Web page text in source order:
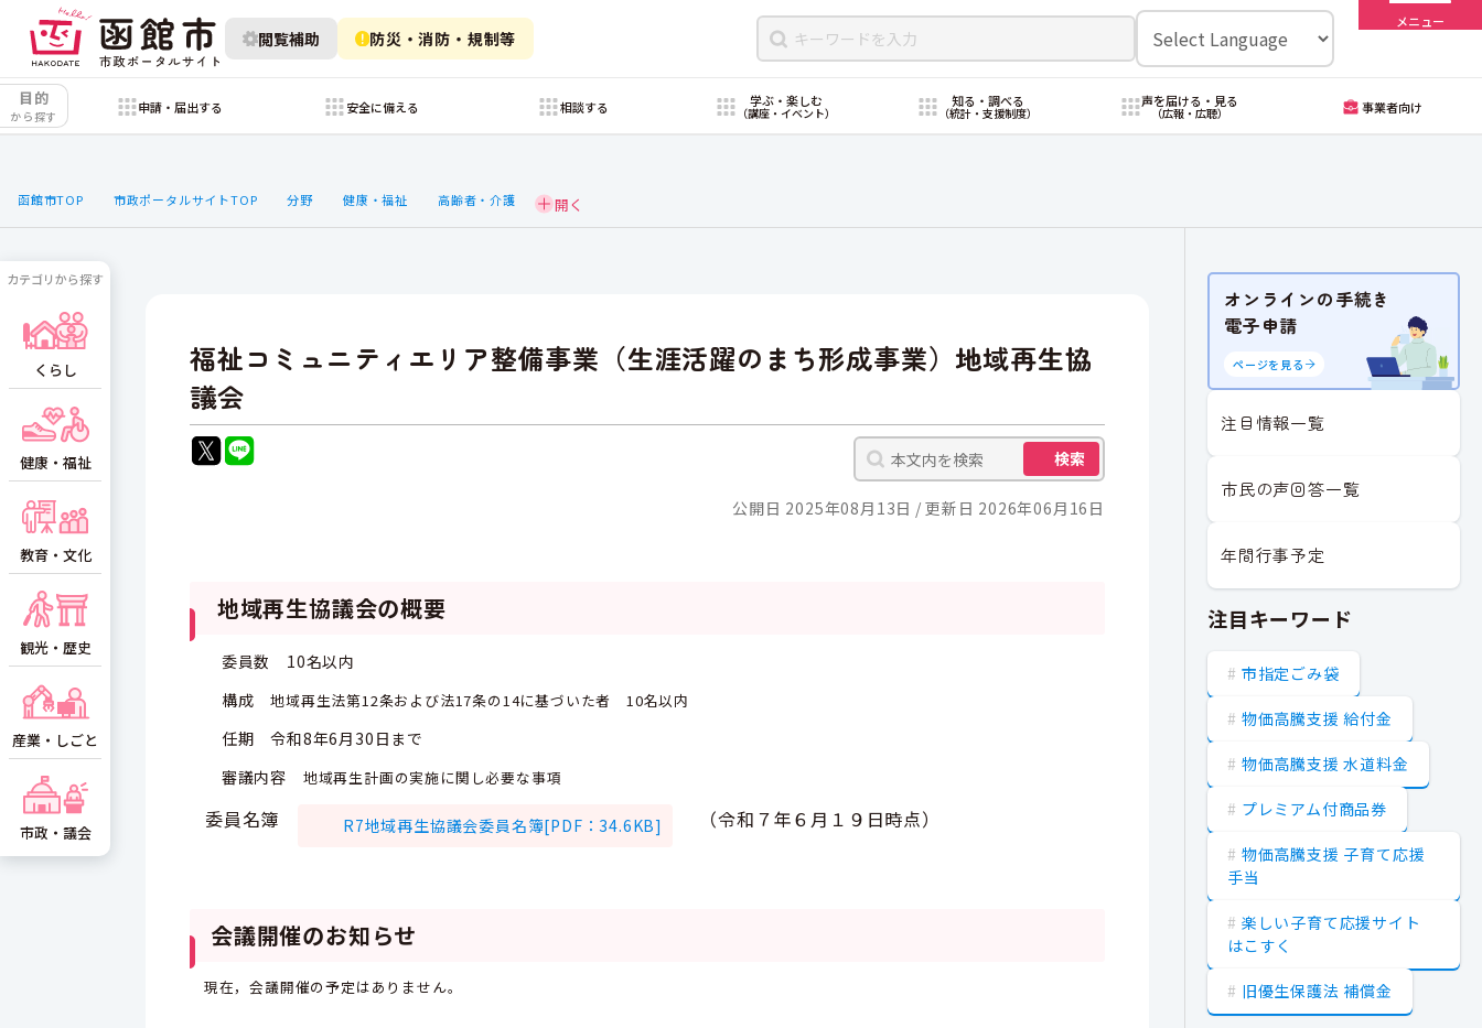
閲覧補助 防災・消防・規制等
メニュー
目的
から探す
申請・届出する 安全に備える 相談する 学ぶ・楽しむ
（講座・イベント）
知る・調べる
（統計・支援制度）
声を届ける・見る
（広報・広聴） 事業者向け
函館市TOP 市政ポータルサイトTOP 分野 健康・福祉 高齢者・介護
福祉コミュニティエリア整備事業（生涯活躍のまち形成事業）地域再生協
議会
検索
公開日 2025年08月13日 更新日 2026年06月16日
地域再生協議会の概要
委員数 10名以内
構成地域再生法第12条および法17条の14に基づいた者 10名以内
任期 令和8年6月30日まで
審議内容 地域再生計画の実施に関し必要な事項
委員名簿 R7地域再生協議会委員名簿[PDF：34.6KB] （令和７年６月１９日時点）
会議開催のお知らせ
現在，会議開催の予定はありません。
カテゴリから探す
くらし
健康・福祉
教育・文化
観光・歴史
産業・しごと
市政・議会
オンラインの手続き
電子申請
ページを見る
注目情報一覧
市民の声回答一覧
年間行事予定
注目キーワード
市指定ごみ袋
物価高騰支援 給付金
物価高騰支援 水道料金
プレミアム付商品券
物価高騰支援 子育て応援
手当
楽しい子育て応援サイト
はこすく
旧優生保護法 補償金